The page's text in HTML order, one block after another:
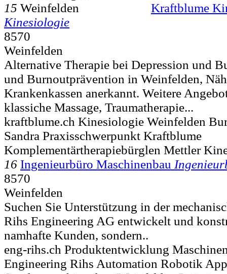
15
Kraftblume
Kinesiologie
8570
Weinfelden
Alternative Therapie bei Depression und
und Burnoutprävention in Weinfelden,
Krankenkassen anerkannt. Weitere
klassiche Massage, Traumatherapie...
kraftblume.ch Kinesiologie Weinfelden
Sandra Praxisschwerpunkt Kraftblume
Komplementärtherapiebürglen Mettler
16 Ingenieurbüro Maschinenbau
8570
Weinfelden
Suchen Sie Unterstützung in der
Rihs Engineering AG entwickelt und
namhafte Kunden, sondern..
eng-rihs.ch Produktentwicklung
Engineering Rihs Automation Robotik